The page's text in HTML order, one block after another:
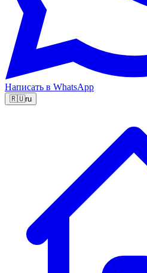
Написать в WhatsApp
🇷🇺ru